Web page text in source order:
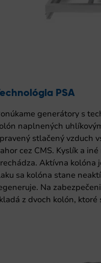
PSA
generátory s
naplnených
stlačený vzduch
cez CMS. Kyslík a
Aktívna kolóna
sa kolóna stane
Na
z dvoch kolón, ktoré